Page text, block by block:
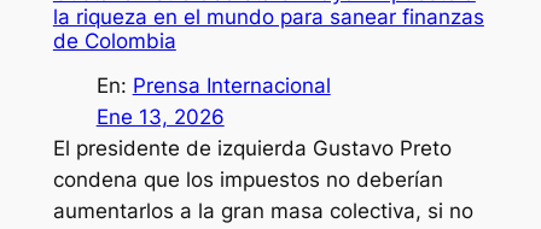
la riqueza en el mundo para sanear finanzas
de Colombia
En: Prensa Internacional
Ene 13, 2026
El presidente de izquierda Gustavo Preto
condena que los impuestos no deberían
aumentarlos a la gran masa colectiva, si no